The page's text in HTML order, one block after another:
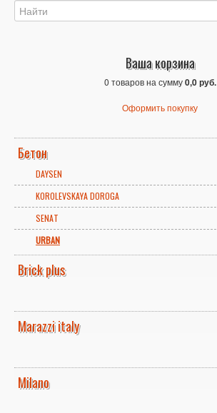
Ваша корзина
0 товаров на сумму0,0 руб.
Оформить покупку
Бетон
DAYSEN
KOROLEVSKAYA DOROGA
SENAT
URBAN
Brick plus
Marazzi italy
Milano